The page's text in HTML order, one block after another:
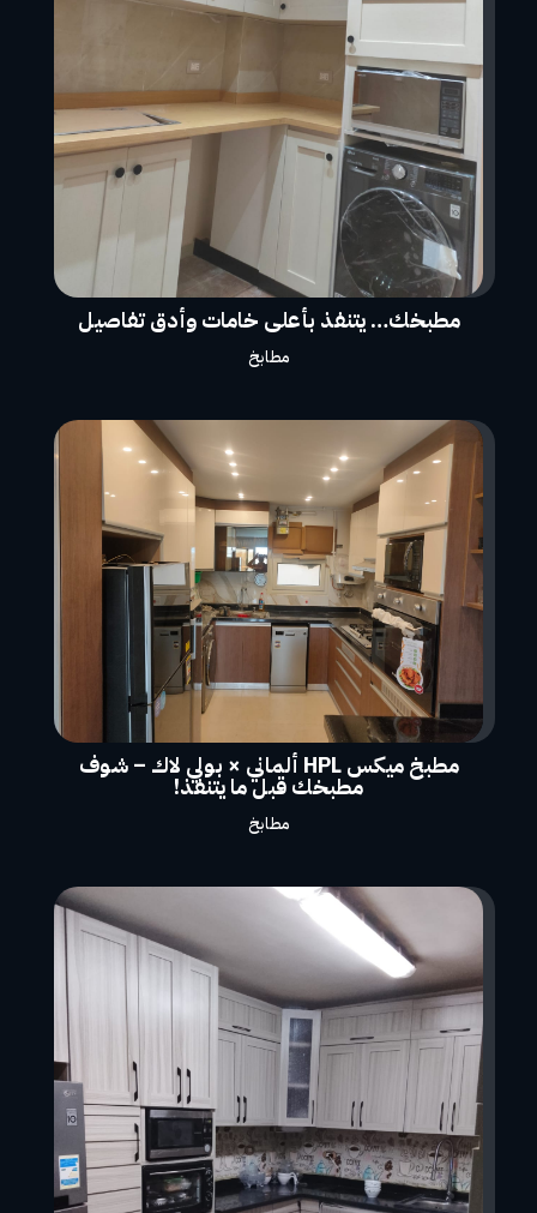
مطبخك… يتنفذ بأعلى خامات وأدق تفاصيل
مطابخ
مطبخ ميكس HPL ألماني × بولي لاك – شوف
مطبخك قبل ما يتنفذ!
مطابخ